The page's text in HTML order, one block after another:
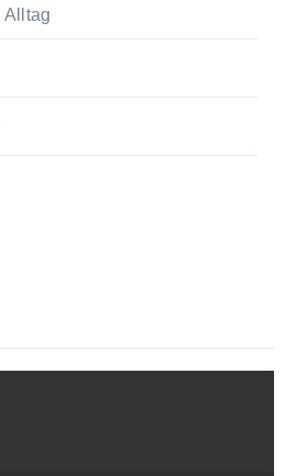
Alltag